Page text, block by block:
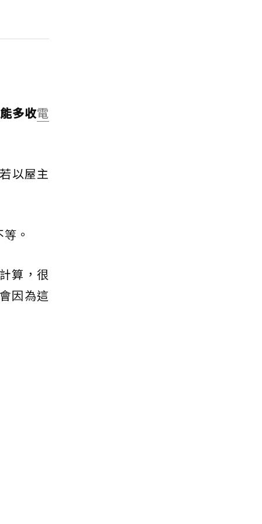
多收電
以屋主
。
算，很
因為這